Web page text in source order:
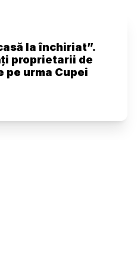
la închiriat”.
proprietarii de
pe urma Cupei